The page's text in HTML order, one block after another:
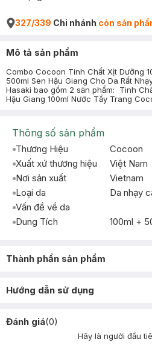
327/339 Chi nhánh còn sản
Mô tả sản phẩm
Combo Cocoon Tinh Chất Xịt Dưỡng
500ml Sen Hậu Giang Cho Da Rất
Hasaki bao gồm 2 sản phẩm: Tinh
Hậu Giang 100ml Nước Tẩy Trang
Thông số sản phẩm
Thương Hiệu
Cocoon
Xuất xứ thương hiệu
Việt Nam
Nơi sản xuất
Vietnam
Loại da
Da nhạy
Vấn đề về da
Dung Tích
100ml +
Thành phần sản phẩm
Hướng dẫn sử dụng
Đánh giá(0)
Hãy là người đầu